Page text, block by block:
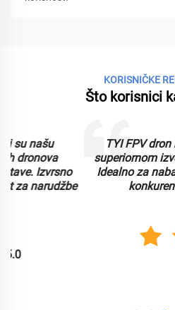
KORISNIČKE
Što korisnici
TYI FPV dron nadmašio je
superiornom izvedbom i
Idealno za nabavu na veliko,
konkurentnim cijenama